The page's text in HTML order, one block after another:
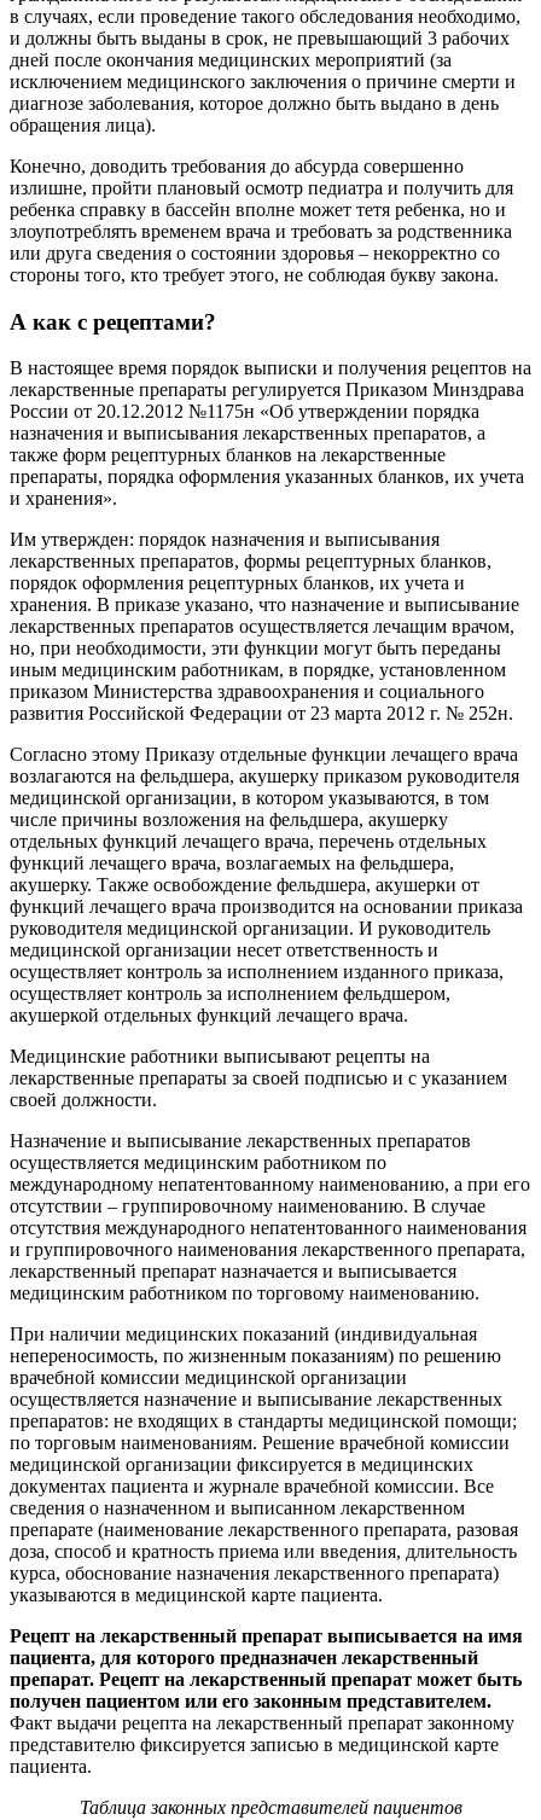
в случаях, если проведение такого обследования необходимо,
и должны быть выданы в срок, не превышающий 3 рабочих
дней после окончания медицинских мероприятий (за
исключением медицинского заключения о причине смерти и
диагнозе заболевания, которое должно быть выдано в день
обращения лица).
Конечно, доводить требования до абсурда совершенно
излишне, пройти плановый осмотр педиатра и получить для
ребенка справку в бассейн вполне может тетя ребенка, но и
злоупотреблять временем врача и требовать за родственника
или друга сведения о состоянии здоровья – некорректно со
стороны того, кто требует этого, не соблюдая букву закона.
А как с рецептами?
В настоящее время порядок выписки и получения рецептов на
лекарственные препараты регулируется Приказом Минздрава
России от 20.12.2012 №1175н «Об утверждении порядка
назначения и выписывания лекарственных препаратов, а
также форм рецептурных бланков на лекарственные
препараты, порядка оформления указанных бланков, их учета
и хранения».
Им утвержден: порядок назначения и выписывания
лекарственных препаратов, формы рецептурных бланков,
порядок оформления рецептурных бланков, их учета и
хранения. В приказе указано, что назначение и выписывание
лекарственных препаратов осуществляется лечащим врачом,
но, при необходимости, эти функции могут быть переданы
иным медицинским работникам, в порядке, установленном
приказом Министерства здравоохранения и социального
развития Российской Федерации от 23 марта 2012 г. № 252н.
Согласно этому Приказу отдельные функции лечащего врача
возлагаются на фельдшера, акушерку приказом руководителя
медицинской организации, в котором указываются, в том
числе причины возложения на фельдшера, акушерку
отдельных функций лечащего врача, перечень отдельных
функций лечащего врача, возлагаемых на фельдшера,
акушерку. Также освобождение фельдшера, акушерки от
функций лечащего врача производится на основании приказа
руководителя медицинской организации. И руководитель
медицинской организации несет ответственность и
осуществляет контроль за исполнением изданного приказа,
осуществляет контроль за исполнением фельдшером,
акушеркой отдельных функций лечащего врача.
Медицинские работники выписывают рецепты на
лекарственные препараты за своей подписью и с указанием
своей должности.
Назначение и выписывание лекарственных препаратов
осуществляется медицинским работником по
международному непатентованному наименованию, а при его
отсутствии – группировочному наименованию. В случае
отсутствия международного непатентованного наименования
и группировочного наименования лекарственного препарата,
лекарственный препарат назначается и выписывается
медицинским работником по торговому наименованию.
При наличии медицинских показаний (индивидуальная
непереносимость, по жизненным показаниям) по решению
врачебной комиссии медицинской организации
осуществляется назначение и выписывание лекарственных
препаратов: не входящих в стандарты медицинской помощи;
по торговым наименованиям. Решение врачебной комиссии
медицинской организации фиксируется в медицинских
документах пациента и журнале врачебной комиссии. Все
сведения о назначенном и выписанном лекарственном
препарате (наименование лекарственного препарата, разовая
доза, способ и кратность приема или введения, длительность
курса, обоснование назначения лекарственного препарата)
указываются в медицинской карте пациента.
Рецепт на лекарственный препарат выписывается на имя
пациента, для которого предназначен лекарственный
препарат. Рецепт на лекарственный препарат может быть
получен пациентом или его законным представителем.
Факт выдачи рецепта на лекарственный препарат законному
представителю фиксируется записью в медицинской карте
пациента.
Таблица законных представителей пациентов